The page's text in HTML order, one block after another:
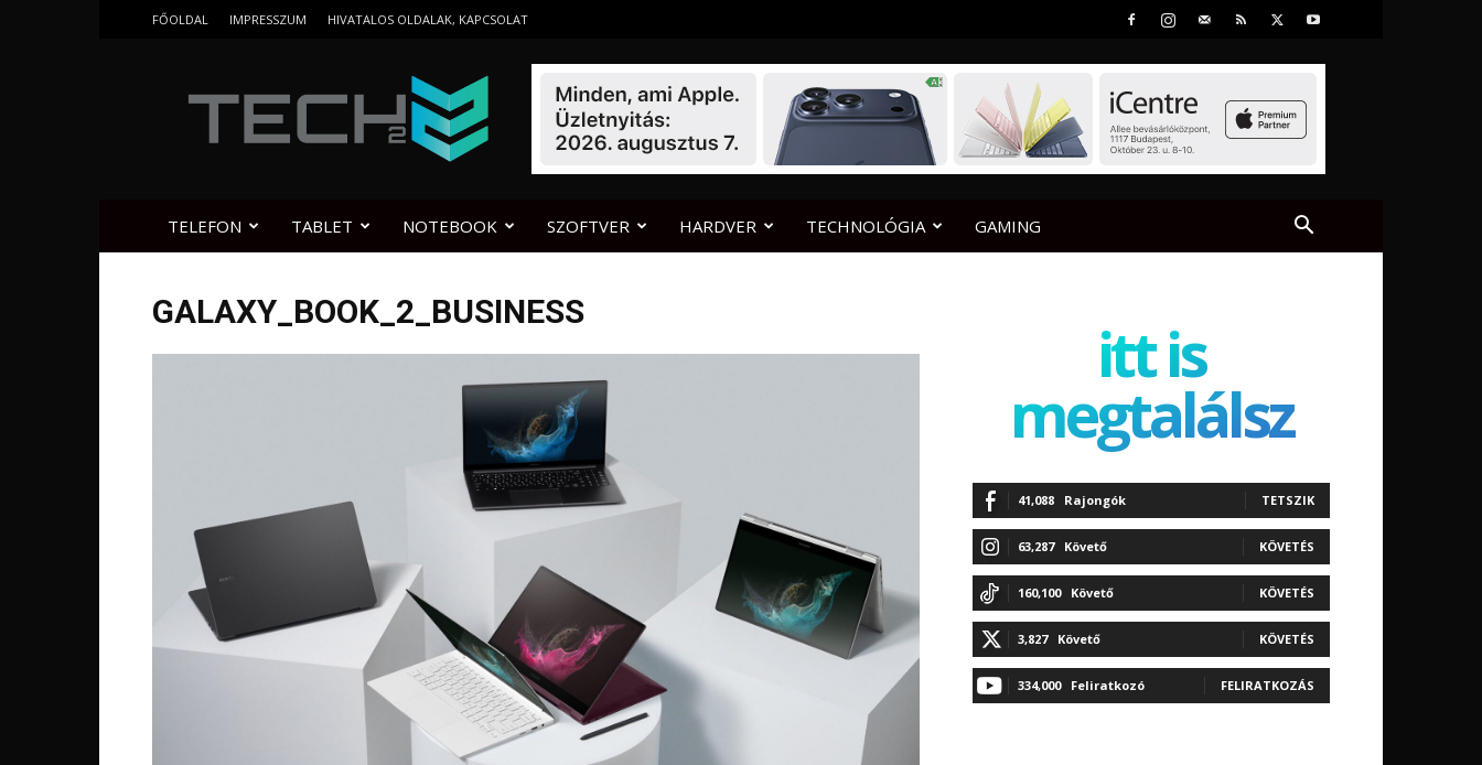
FŐOLDAL IMPRESSZUM HIVATALOS OLDALAK, KAPCSOLAT
TELEFON TABLET NOTEBOOK SZOFTVER HARDVER TECHNOLÓGIA GAMING
GALAXY_BOOK_2_BUSINESS
itt is
megtalálsz
41,088 Rajongók TETSZIK
63,287 Követő KÖVETÉS
160,100 Követő KÖVETÉS
3,827 Követő KÖVETÉS
334,000 Feliratkozó FELIRATKOZÁS